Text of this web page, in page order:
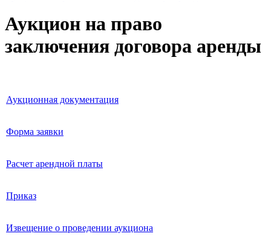
Аукцион на право
заключения договора аренды
Аукционная документация
Форма заявки
Расчет арендной платы
Приказ
Извещение о проведении аукциона